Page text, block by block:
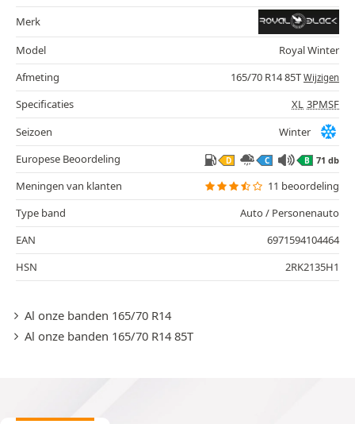
Merk
Model
Royal Winter
Afmeting
165/70 R14 85T Wijzigen
Specificaties XL 3PMSF
Seizoen
Winter
Europese Beoordeling
D C B 71 db
Meningen van klanten
11 beoordeling
Type band
Auto / Personenauto
EAN
6971594104464
HSN
2RK2135H1
Al onze banden 165/70 R14
Al onze banden 165/70 R14 85T